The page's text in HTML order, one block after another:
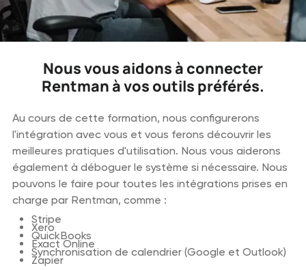
Nous vous aidons à connecter
Rentman à vos outils préférés.
Au cours de cette formation, nous configurerons
l'intégration avec vous et vous ferons découvrir les
meilleures pratiques d'utilisation. Nous vous aiderons
également à déboguer le système si nécessaire. Nous
pouvons le faire pour toutes les intégrations prises en
charge par Rentman, comme :
Stripe
Xero
QuickBooks
Exact Online
Synchronisation de calendrier (Google et Outlook)
Zapier